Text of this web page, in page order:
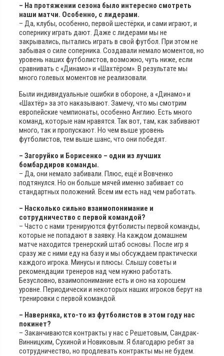
– На протяжении сезона было интересно смотреть
наши матчи. Особенно, с лидерами.
– Да, клубы, особенно, первой шестёрки, и сами играют, и
сопернику играть дают. Даже с лидерами мы не
закрывались, пытались играть в свой футбол. При этом не
забывая о силе соперника. Создавали немало моментов, но
уровень наших футболистов, возможно, чуть ниже, если
сравнивать с «Динамо» и «Шахтёром». В результате мы
много голевых моментов не реализовали.
Были индивидуальные ошибки в обороне, а «Динамо» и
«Шахтёр» за это наказывают. Замечу, что мы смотрим
европейские чемпионаты, особенно Англию. Есть много
команд, которые нам нравятся. Так вот, там, как забивают
много, так и пропускают. Но чем выше уровень
футболистов, тем выше шанс, что они победят.
– Загоруйко и Борисенко – одни из лучших
бомбардиров команды.
– Да, они немало забивали. Плюс, ещё и Вовченко
подтянулся. Но он больше мячей именно забивает со
стандартных положений. Всем им есть над чем работать.
– Насколько сильно взаимопонимание и
сотрудничество с первой командой?
– Часто с нами тренируются футболисты первой команды,
которые не попадают в заявку. На каждом домашнем
матче находится тренерский штаб основы. После игр я
сразу же с ними еду на базу и мы обсуждаем практически
каждого игрока. Минусы и плюсы. Слышу советы и
рекомендации тренеров над чем нужно работать.
Безусловно, взаимопонимание есть и оно на хорошем
уровне. Периодически и некоторых наших игроков берут на
тренировки с первой командой.
– Наверняка, кто-то из футболистов в этом году нас
покинет?
– Заканчиваются контракты у нас с Решетовым, Сандрак-
Винницким, Сухиной и Новиковым. Я благодарю ребят за
сотрудничество, но продлевать контракты мы не будем.